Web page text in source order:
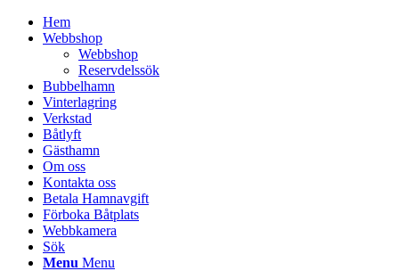
Hem
Webbshop
Webbshop
Reservdelssök
Bubbelhamn
Vinterlagring
Verkstad
Båtlyft
Gästhamn
Om oss
Kontakta oss
Betala Hamnavgift
Förboka Båtplats
Webbkamera
Sök
Menu Menu